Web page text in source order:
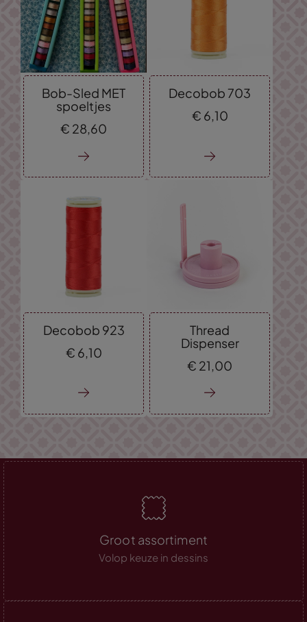
Bob-Sled MET
spoeltjes
€ 28,60
Decobob 703
€ 6,10
Decobob 923
€ 6, 10
Thread
Dispenser
€ 21, 00
Groot assortiment
Volop keuze in dessins